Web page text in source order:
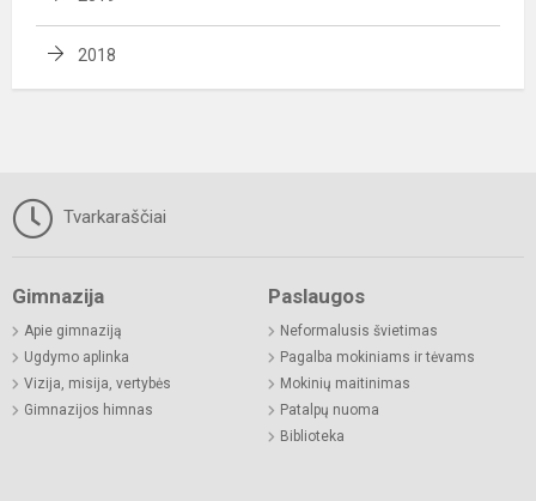
2018
Tvarkaraščiai
Gimnazija
Apie gimnaziją
Ugdymo aplinka
Vizija, misija, vertybės
Gimnazijos himnas
Paslaugos
Neformalusis švietimas
Pagalba mokiniams ir tėvams
Mokinių maitinimas
Patalpų nuoma
Biblioteka